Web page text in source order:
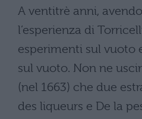
A ventitrè anni,
l’esperienza di
esperimenti sul vuoto
sul vuoto. Non ne
(nel 1663) che due
des liqueurs e De la